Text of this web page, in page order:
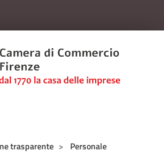
trasparente
Personale